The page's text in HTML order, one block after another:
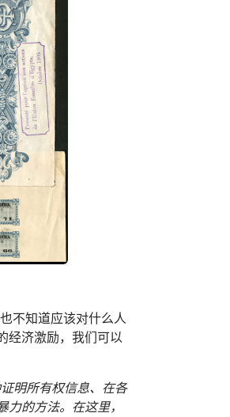
不知道应该对什么人
经济激励，我们可以
明所有权信息、在各
的方法。在这里，